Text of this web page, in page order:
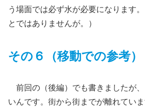
う場面では必ず水が必要になります
とではありませんが。）
その６（移動での参考）
前回の（後編）でも書きましたが
いんです。街から街までが離れてい